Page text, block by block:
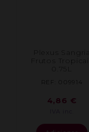
Plexus Sangria
Frutos Tropicais
0.75L
REF: 009914
4,86 €